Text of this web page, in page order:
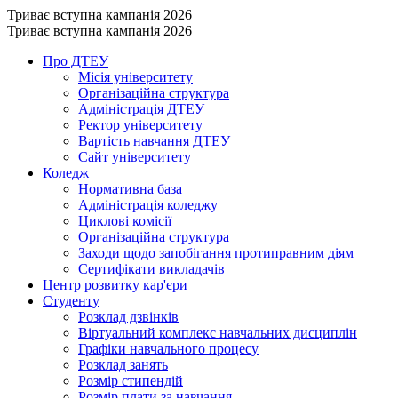
Триває вступна кампанія 2026
Триває вступна кампанія 2026
Про ДТЕУ
Місія університету
Організаційна структура
Адміністрація ДТЕУ
Ректор університету
Вартість навчання ДТЕУ
Сайт університету
Коледж
Нормативна база
Адміністрація коледжу
Циклові комісії
Організаційна структура
Заходи щодо запобігання протиправним діям
Сертифікати викладачів
Центр розвитку кар'єри
Студенту
Розклад дзвінків
Віртуальний комплекс навчальних дисциплін
Графіки навчального процесу
Розклад занять
Розмір стипендій